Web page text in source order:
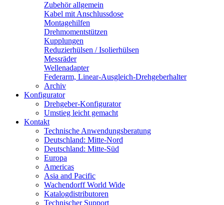
Zubehör allgemein
Kabel mit Anschlussdose
Montagehilfen
Drehmomentstützen
Kupplungen
Reduzierhülsen / Isolierhülsen
Messräder
Wellenadapter
Federarm, Linear-Ausgleich-Drehgeberhalter
Archiv
Konfigurator
Drehgeber-Konfigurator
Umstieg leicht gemacht
Kontakt
Technische Anwendungsberatung
Deutschland: Mitte-Nord
Deutschland: Mitte-Süd
Europa
Americas
Asia and Pacific
Wachendorff World Wide
Katalogdistributoren
Technischer Support